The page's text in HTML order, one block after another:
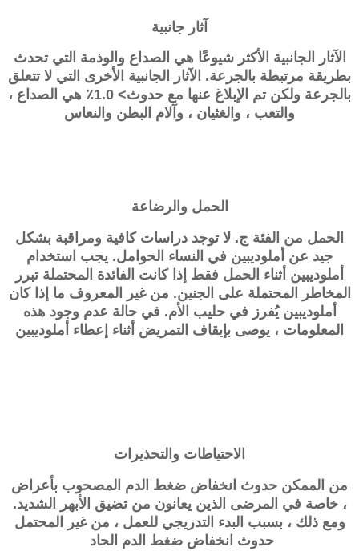
آثار جانبية
الآثار الجانبية الأكثر شيوعًا هي الصداع والوذمة التي تحدث
بطريقة مرتبطة بالجرعة. الآثار الجانبية الأخرى التي لا تتعلق
بالجرعة ولكن تم الإبلاغ عنها مع حدوث> 1.0٪ هي الصداع ،
والتعب ، والغثيان ، وآلام البطن والنعاس
الحمل والرضاعة
الحمل من الفئة ج. لا توجد دراسات كافية ومراقبة بشكل
جيد عن أملوديبين في النساء الحوامل. يجب استخدام
أملوديبين أثناء الحمل فقط إذا كانت الفائدة المحتملة تبرر
المخاطر المحتملة على الجنين. من غير المعروف ما إذا كان
أملوديبين يُفرز في حليب الأم. في حالة عدم وجود هذه
المعلومات ، يوصى بإيقاف التمريض أثناء إعطاء أملوديبين
الاحتياطات والتحذيرات
من الممكن حدوث انخفاض ضغط الدم المصحوب بأعراض
، خاصة في المرضى الذين يعانون من تضيق الأبهر الشديد.
ومع ذلك ، بسبب البدء التدريجي للعمل ، من غير المحتمل
حدوث انخفاض ضغط الدم الحاد